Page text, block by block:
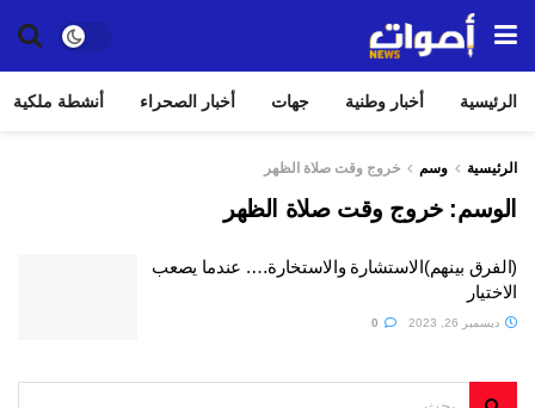
الرئيسية أخبار وطنية جهات أخبار الصحراء أنشطة ملكية
الرئيسية وسم خروج وقت صلاة الظهر
الوسم:خروج وقت صلاة الظهر
(الفرق بينهم)الاستشارة والاستخارة…. عندما يصعب
الاختيار
ديسمبر 26, 2023